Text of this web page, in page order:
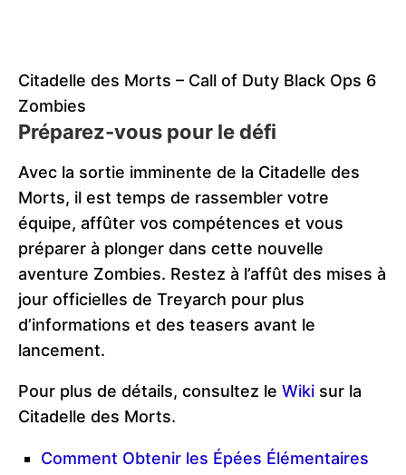
Citadelle des Morts – Call of Duty Black Ops 6
Zombies
Préparez-vous pour le défi
Avec la sortie imminente de la Citadelle des
Morts, il est temps de rassembler votre
équipe, affûter vos compétences et vous
préparer à plonger dans cette nouvelle
aventure Zombies. Restez à l’affût des mises à
jour officielles de Treyarch pour plus
d’informations et des teasers avant le
lancement.
Pour plus de détails, consultez le Wiki sur la
Citadelle des Morts.
Comment Obtenir les Épées Élémentaires